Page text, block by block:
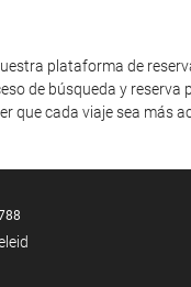
plataforma de
de búsqueda y
que cada viaje sea más